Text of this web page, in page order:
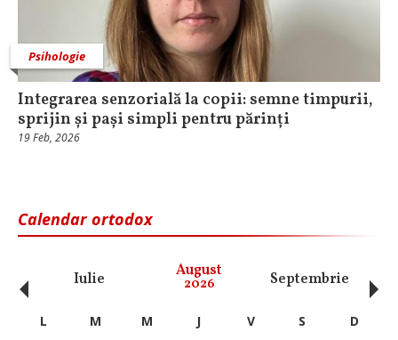
Psihologie
Integrarea senzorială la copii: semne timpurii,
sprijin și pași simpli pentru părinți
19 Feb, 2026
Calendar ortodox
Iulie August
2026 Septembrie
‹ L M M J V S
D